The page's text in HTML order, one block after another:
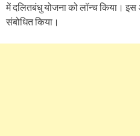
में दलितबंधु योजना को लॉन्च किया।
संबोधित किया।